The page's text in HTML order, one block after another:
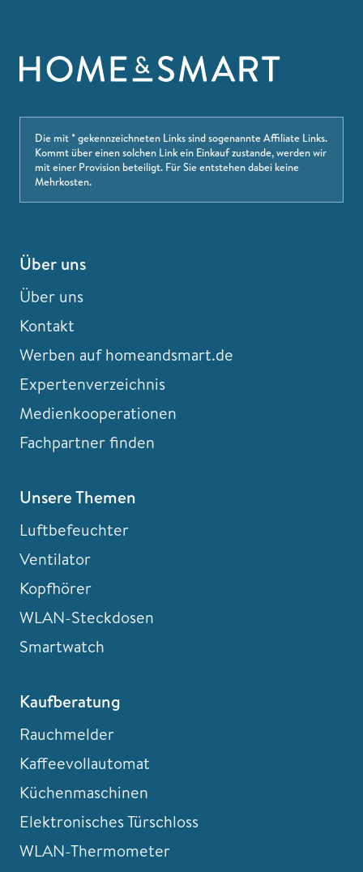
Die mit * gekennzeichneten Links sind sogenannte Affiliate Links.
Kommt über einen solchen Link ein Einkauf zustande, werden wir
mit einer Provision beteiligt. Für Sie entstehen dabei keine
Mehrkosten.
Über uns
Über uns
Kontakt
Werben auf homeandsmart.de
Expertenverzeichnis
Medienkooperationen
Fachpartner finden
Unsere Themen
Luftbefeuchter
Ventilator
Kopfhörer
WLAN-Steckdosen
Smartwatch
Kaufberatung
Rauchmelder
Kaffeevollautomat
Küchenmaschinen
Elektronisches Türschloss
WLAN-Thermometer